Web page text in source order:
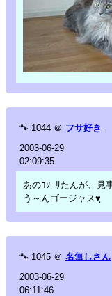
🐾 1044 ＠ フサ好き
2003-06-29
02:09:35
あのｺｿｰﾘたんが、見
う～んゴージャス♥ฺ
🐾 1045 ＠ 名無しさん
2003-06-29
06:11:46